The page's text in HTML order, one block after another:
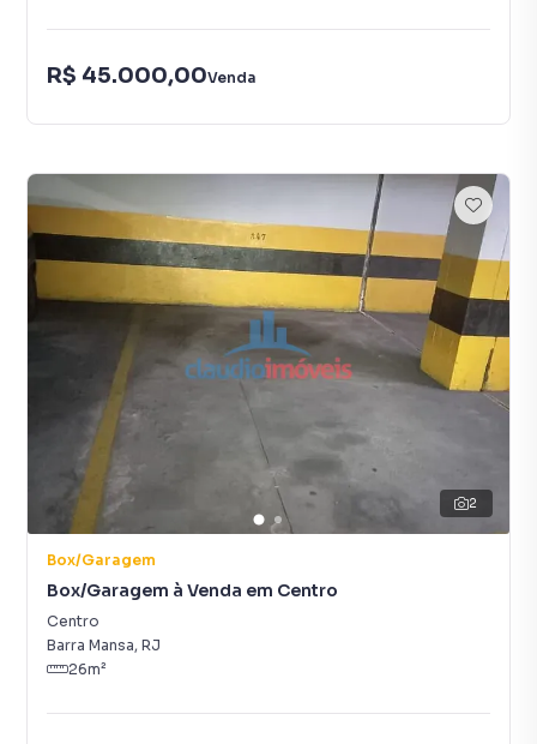
R$ 45.000,00Venda
2
Box/Garagem
Box/Garagem à Venda em Centro
Centro
Barra Mansa, RJ
26m²